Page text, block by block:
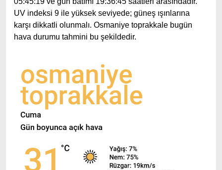
UV indeksi 9 ile yüksek seviyede; güneş ışınlarına
karşı dikkatli olunmalı. Osmaniye toprakkale bugün
hava durumu tahmini bu şekildedir.